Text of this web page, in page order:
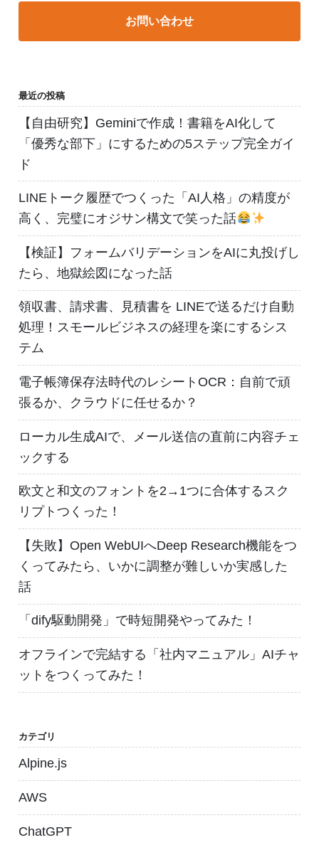
お問い合わせ
最近の投稿
【自由研究】Geminiで作成！書籍をAI化して
「優秀な部下」にするための5ステップ完全ガイ
ド
LINEトーク履歴でつくった「AI人格」の精度が
高く、完璧にオジサン構文で笑った話
【検証】フォームバリデーションをAIに丸投げし
たら、地獄絵図になった話
領収書、請求書、見積書を LINEで送るだけ自動
処理！スモールビジネスの経理を楽にするシス
テム
電子帳簿保存法時代のレシートOCR：自前で頑
張るか、クラウドに任せるか？
ローカル生成AIで、メール送信の直前に内容チェ
ックする
欧文と和文のフォントを2→1つに合体するスク
リプトつくった！
【失敗】Open WebUIへDeep Research機能をつ
くってみたら、いかに調整が難しいか実感した
話
「dify駆動開発」で時短開発やってみた！
オフラインで完結する「社内マニュアル」AIチャ
ットをつくってみた！
カテゴリ
Alpine.js
AWS
ChatGPT